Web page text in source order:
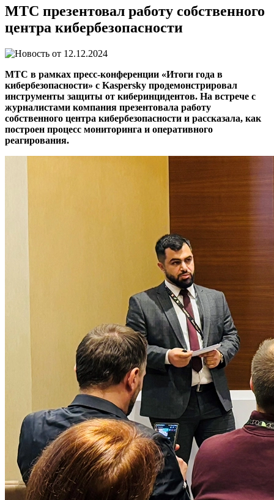
МТС презентовал работу собственного
центра кибербезопасности
12.12.2024
МТС в рамках пресс-конференции «Итоги года в
кибербезопасности» с Kaspersky продемонстрировал
инструменты защиты от киберинцидентов. На встрече с
журналистами компания презентовала работу
собственного центра кибербезопасности и рассказала, как
построен процесс мониторинга и оперативного
реагирования.